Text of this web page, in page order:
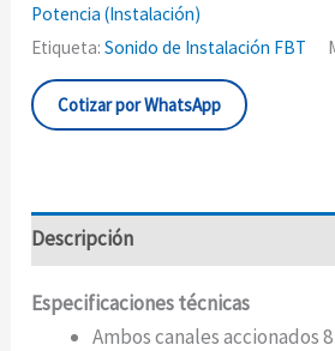
Potencia (Instalación)
Etiqueta:Sonido de Instalación FBT
Cotizar por WhatsApp
Descripción
Especificaciones técnicas
Ambos canales accionados